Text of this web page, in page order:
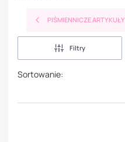
PIŚMIENNICZE ARTYKUŁY
Filtry
Sortowanie: